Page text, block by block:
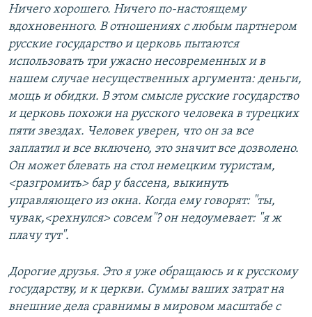
Ничего хорошего. Ничего по-настоящему
вдохновенного. В отношениях с любым партнером
русские государство и церковь пытаются
использовать три ужасно несовременных и в
нашем случае несущественных аргумента: деньги,
мощь и обидки. В этом смысле русские государство
и церковь похожи на русского человека в турецких
пяти звездах. Человек уверен, что он за все
заплатил и все включено, это значит все дозволено.
Он может блевать на стол немецким туристам,
<разгромить> бар у бассена, выкинуть
управляющего из окна. Когда ему говорят: "ты,
чувак,<рехнулся> совсем"? он недоумевает: "я ж
плачу тут".
Дорогие друзья. Это я уже обращаюсь и к русскому
государству, и к церкви. Суммы ваших затрат на
внешние дела сравнимы в мировом масштабе с